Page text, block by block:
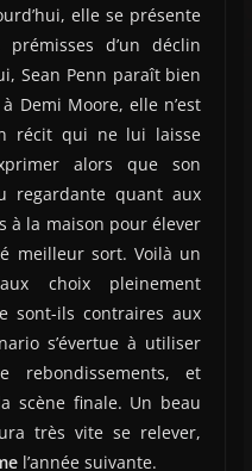
elle se présente
d’un déclin
Sean Penn paraît bien
Demi Moore, elle n’est
récit qui ne lui laisse
alors que son
regardante quant aux
à la maison pour élever
meilleur sort. Voilà un
choix pleinement
sont-ils contraires aux
s’évertue à utiliser
rebondissements, et
scène finale. Un beau
très vite se relever,
l’année suivante.